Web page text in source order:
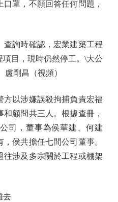
罩，不願回答任何問題，
詢時確認，宏業建築工程
項目，現時仍然停工。\大公
剛昌（視頻）
以涉嫌誤殺拘捕負責宏福
顧問共三人。根據查冊，
司，董事為侯華建、何建
侯共擔任七間公司董事。
往涉及多宗關於工程或棚架